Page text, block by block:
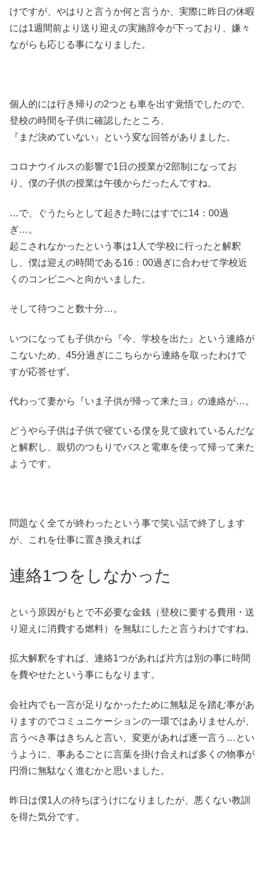
けですが、やはりと言うか何と言うか、実際に昨日の休暇
には1週間前より送り迎えの実施辞令が下っており、嫌々
ながらも応じる事になりました。
個人的には行き帰りの2つとも車を出す覚悟でしたので、
登校の時間を子供に確認したところ、
『まだ決めていない』という変な回答がありました。
コロナウイルスの影響で1日の授業が2部制になってお
り、僕の子供の授業は午後からだったんですね。
…で、ぐうたらとして起きた時にはすでに14：00過
ぎ…。
起こされなかったという事は1人で学校に行ったと解釈
し、僕は迎えの時間である16：00過ぎに合わせて学校近
くのコンビニへと向かいました。
そして待つこと数十分…。
いつになっても子供から『今、学校を出た』という連絡が
こないため、45分過ぎにこちらから連絡を取ったわけで
すが応答せず。
代わって妻から『いま子供が帰って来たヨ』の連絡が…。
どうやら子供は子供で寝ている僕を見て疲れているんだな
と解釈し、親切のつもりでバスと電車を使って帰って来た
ようです。
問題なく全てが終わったという事で笑い話で終了します
が、これを仕事に置き換えれば
連絡1つをしなかった
という原因がもとで不必要な金銭（登校に要する費用・送
り迎えに消費する燃料）を無駄にしたと言うわけですね。
拡大解釈をすれば、連絡1つがあれば片方は別の事に時間
を費やせたという事にもなります。
会社内でも一言が足りなかったために無駄足を踏む事があ
りますのでコミュニケーションの一環ではありませんが、
言うべき事はきちんと言い、変更があれば逐一言う…とい
うように、事あるごとに言葉を掛け合えれば多くの物事が
円滑に無駄なく進むかと思いました。
昨日は僕1人の待ちぼうけになりましたが、悪くない教訓
を得た気分です。